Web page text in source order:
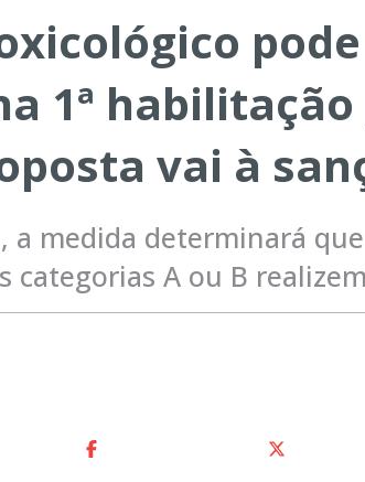
1ª
vai à
a medida determinará
categorias A ou B